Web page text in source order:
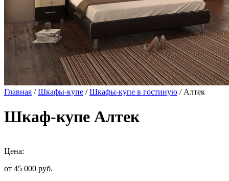
Главная /Шкафы-купе /Шкафы-купе в гостиную / Алтек
Шкаф-купе Алтек
Цена:
от 45 000 руб.